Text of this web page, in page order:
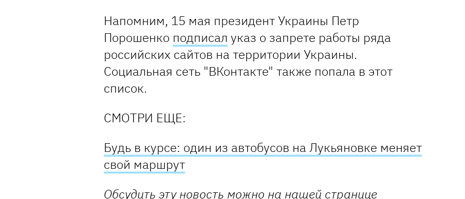
Напомним, 15 мая президент Украины Петр
Порошенко подписал указ о запрете работы ряда
российских сайтов на территории Украины.
Социальная сеть "ВКонтакте" также попала в этот
список.
СМОТРИ ЕЩЕ:
Будь в курсе: один из автобусов на Лукьяновке меняет
свой маршрут
Обсудить эту новость можно на нашей странице